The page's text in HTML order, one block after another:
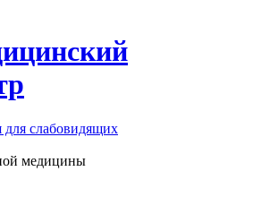
для слабовидящих
медицины